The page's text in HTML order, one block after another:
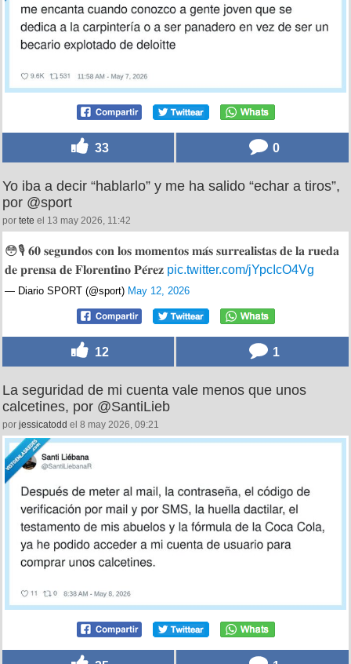
33 0
Yo iba a decir “hablarlo” y me ha salido “echar a tiros”,
por @sport
por tete el 13 may 2026, 11:42
😳🎙️ 𝟔𝟎 𝐬𝐞𝐠𝐮𝐧𝐝𝐨𝐬 𝐜𝐨𝐧 𝐥𝐨𝐬 𝐦𝐨𝐦𝐞𝐧𝐭𝐨𝐬 𝐦𝐚́𝐬 𝐬𝐮𝐫𝐫𝐞𝐚𝐥𝐢𝐬𝐭𝐚𝐬 𝐝𝐞 𝐥𝐚 𝐫𝐮𝐞𝐝𝐚
𝐝𝐞 𝐩𝐫𝐞𝐧𝐬𝐚 𝐝𝐞 𝐅𝐥𝐨𝐫𝐞𝐧𝐭𝐢𝐧𝐨 𝐏𝐞́𝐫𝐞𝐳 pic.twitter.com/jYpcIcO4Vg
— Diario SPORT (@sport) May 12, 2026
12 1
La seguridad de mi cuenta vale menos que unos
calcetines, por @SantiLieb
por jessicatodd el 8 may 2026, 09:21